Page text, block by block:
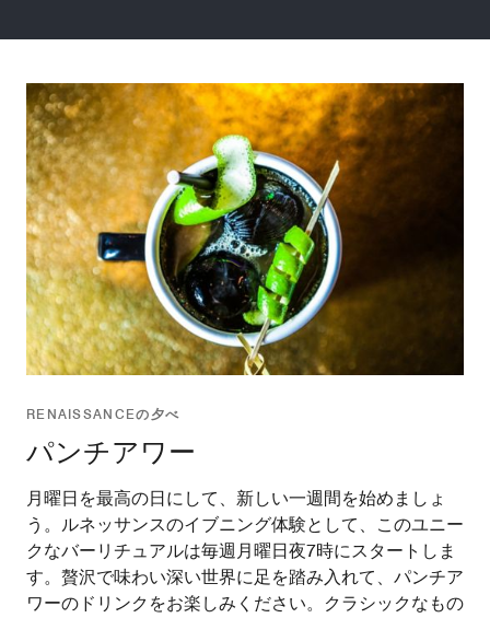
RENAISSANCEの夕べ
パンチアワー
月曜日を最高の日にして、新しい一週間を始めましょ
う。ルネッサンスのイブニング体験として、このユニー
クなバーリチュアルは毎週月曜日夜7時にスタートしま
す。贅沢で味わい深い世界に足を踏み入れて、パンチア
ワーのドリンクをお楽しみください。クラシックなもの